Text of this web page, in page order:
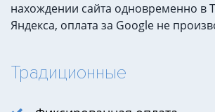
нахождении сайта одновременно в
Яндекса, оплата за Google не
Традиционные